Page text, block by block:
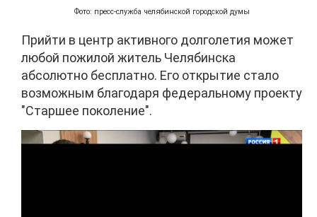
Фото: пресс-служба челябинской городской думы
Прийти в центр активного долголетия может
любой пожилой житель Челябинска
абсолютно бесплатно. Его открытие стало
возможным благодаря федеральному проекту
"Старшее поколение".